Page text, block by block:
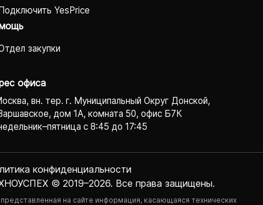
YesPrice
закупки
офиса
вн. тер. г. Муниципальный Округ Донской,
дом 1А, комната 50, офис Б7К
с 8:45 до 17:45
© 2019–2026. Все права защищены.
конфиденциаль­ности
на сайте информация, касающаяся технических